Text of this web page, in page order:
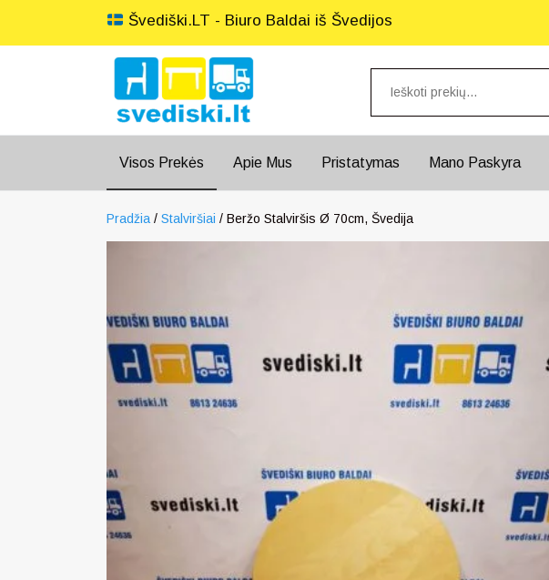
Švediški.LT - Biuro Baldai iš Švedijos
Visos Prekės Apie Mus Pristatymas Mano Paskyra
Pradžia / Stalviršiai / Beržo Stalviršis Ø 70cm, Švedija